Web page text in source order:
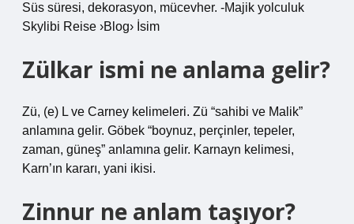
Süs süresi, dekorasyon, mücevher. -Majik yolculuk
Skylibi Reise ›Blog› İsim
Zülkar ismi ne anlama gelir?
Zü, (e) L ve Carney kelimeleri. Zü “sahibi ve Malik”
anlamına gelir. Göbek “boynuz, perçinler, tepeler,
zaman, güneş” anlamına gelir. Karnayn kelimesi,
Karn’ın kararı, yani ikisi.
Zinnur ne anlam taşıyor?